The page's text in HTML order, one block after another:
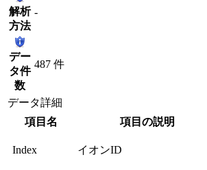
解析
方法
-
デー
タ件
数
487 件
データ詳細
項目名
項目の説明
Index イオンID